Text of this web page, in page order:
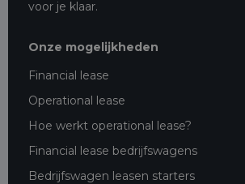
voor je klaar.
Onze mogelijkheden
Financial lease
Operational lease
Hoe werkt operational lease?
Financial lease bedrijfswagens
Bedrijfswagen leasen starters